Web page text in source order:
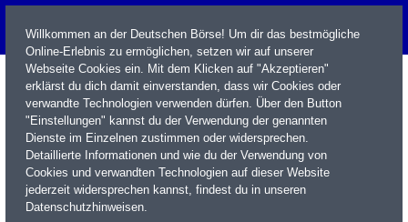
Name / WKN / ISIN / Kürzel
Willkommen an der Deutschen Börse! Um dir das bestmögliche
Online-Erlebnis zu ermöglichen, setzen wir auf unserer
Webseite Cookies ein. Mit dem Klicken auf "Akzeptieren"
erklärst du dich damit einverstanden, dass wir Cookies oder
verwandte Technologien verwenden dürfen. Über den Button
"Einstellungen" kannst du der Verwendung der genannten
Dienste im Einzelnen zustimmen oder widersprechen.
Detaillierte Informationen und wie du der Verwendung von
Cookies und verwandten Technologien auf dieser Website
jederzeit widersprechen kannst, findest du in unseren
Datenschutzhinweisen.